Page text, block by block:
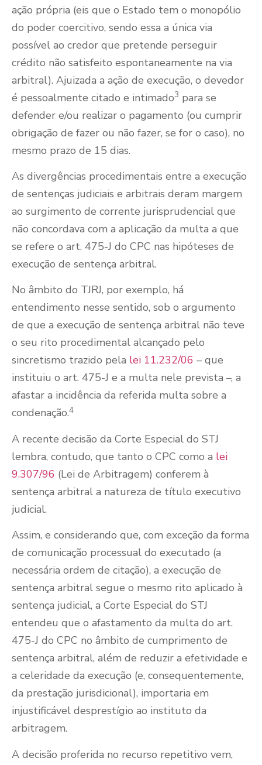
ação própria (eis que o Estado tem o monopólio
do poder coercitivo, sendo essa a única via
possível ao credor que pretende perseguir
crédito não satisfeito espontaneamente na via
arbitral). Ajuizada a ação de execução, o devedor
é pessoalmente citado e intimado3 para se
defender e/ou realizar o pagamento (ou cumprir
obrigação de fazer ou não fazer, se for o caso), no
mesmo prazo de 15 dias.
As divergências procedimentais entre a execução
de sentenças judiciais e arbitrais deram margem
ao surgimento de corrente jurisprudencial que
não concordava com a aplicação da multa a que
se refere o art. 475-J do CPC nas hipóteses de
execução de sentença arbitral.
No âmbito do TJRJ, por exemplo, há
entendimento nesse sentido, sob o argumento
de que a execução de sentença arbitral não teve
o seu rito procedimental alcançado pelo
sincretismo trazido pela lei 11.232/06 – que
instituiu o art. 475-J e a multa nele prevista –, a
afastar a incidência da referida multa sobre a
condenação.4
A recente decisão da Corte Especial do STJ
lembra, contudo, que tanto o CPC como a lei
9.307/96 (Lei de Arbitragem) conferem à
sentença arbitral a natureza de título executivo
judicial.
Assim, e considerando que, com exceção da forma
de comunicação processual do executado (a
necessária ordem de citação), a execução de
sentença arbitral segue o mesmo rito aplicado à
sentença judicial, a Corte Especial do STJ
entendeu que o afastamento da multa do art.
475-J do CPC no âmbito de cumprimento de
sentença arbitral, além de reduzir a efetividade e
a celeridade da execução (e, consequentemente,
da prestação jurisdicional), importaria em
injustificável desprestígio ao instituto da
arbitragem.
A decisão proferida no recurso repetitivo vem,